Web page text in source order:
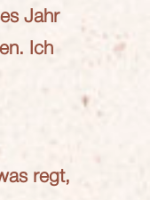
Jahr
Ich
regt,